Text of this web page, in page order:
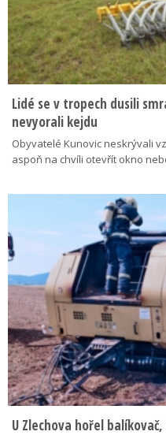
Lidé se v tropech dusili
nevyorali kejdu
Obyvatelé Kunovic neskrývali
aspoň na chvíli otevřít okno
U Zlechova hořel